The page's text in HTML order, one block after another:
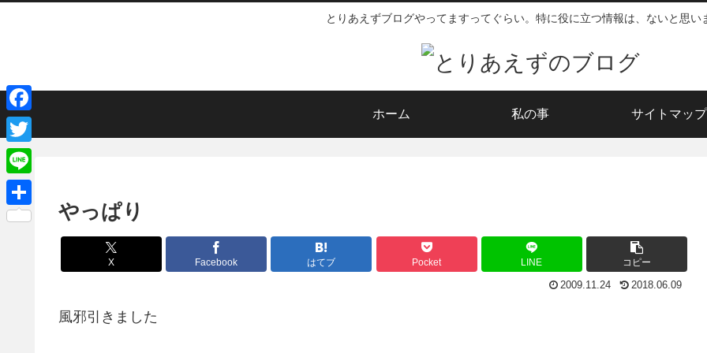
とりあえずブログやってますってぐらい。特に役に立つ情報は、ないと思い
ホーム 私の事 サイトマップ
やっぱり
X Facebook はてブ Pocket LINE コピー
2009.11.24 2018.06.09
風邪引きました
F
a
c
e
b
T
w
i
L
i共